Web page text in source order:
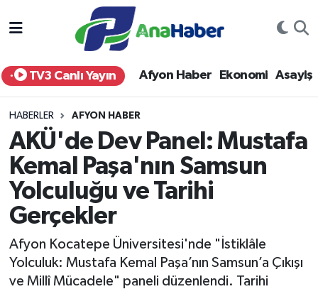
TV3 Canlı Yayın Afyon Haber Ekonomi Asayiş
HABERLER AFYON HABER
AKÜ'de Dev Panel: Mustafa
Kemal Paşa'nın Samsun
Yolculuğu ve Tarihi
Gerçekler
Afyon Kocatepe Üniversitesi'nde "İstiklâle
Yolculuk: Mustafa Kemal Paşa’nın Samsun’a Çıkışı
ve Millî Mücadele" paneli düzenlendi. Tarihi
Yurt Haber
Afyon Haber
Ekonomi
Siyaset
Spor
Sağlık
Afyonkarahisar Nöbetçi Eczaneler
Afyonkarahisar Hava Durumu
Afyonkarahisar Namaz Vakitleri
Afyonkarahisar Trafik Yoğunluk Haritası
Süper Lig Puan Durumu ve Fikstür
Tüm Manşetler
Son Dakika Haberleri